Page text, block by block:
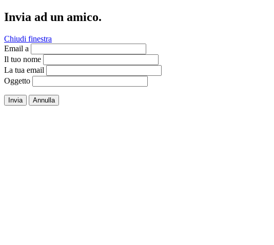
Invia ad un amico.
Chiudi finestra
Email a
Il tuo nome
La tua email
Oggetto
Invia Annulla